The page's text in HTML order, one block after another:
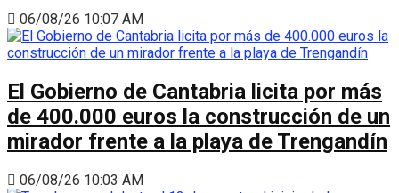
06/08/26 10:07 AM
El Gobierno de Cantabria licita por más
de 400.000 euros la construcción de un
mirador frente a la playa de Trengandín
06/08/26 10:03 AM